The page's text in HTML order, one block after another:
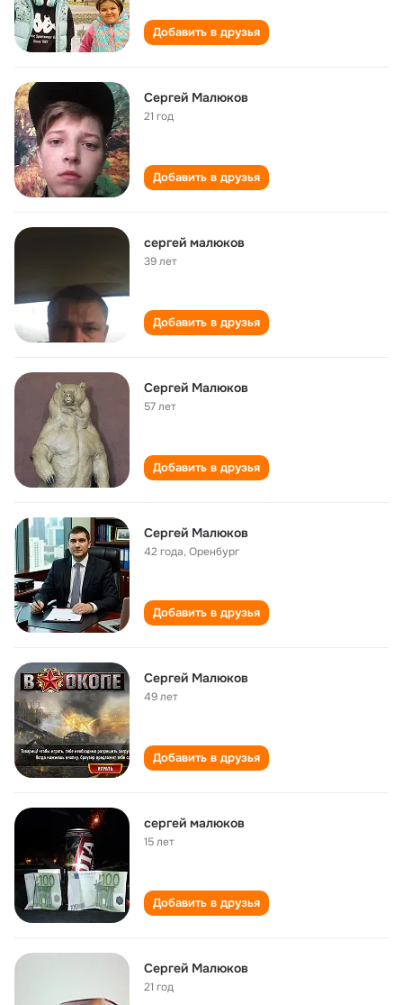
Добавить в друзья
Сергей Малюков
21 год
Добавить в друзья
сергей малюков
39 лет
Добавить в друзья
Сергей Малюков
57 лет
Добавить в друзья
Сергей Малюков
42 года,Оренбург
Добавить в друзья
Сергей Малюков
49 лет
Добавить в друзья
сергей малюков
15 лет
Добавить в друзья
Сергей Малюков
21 год